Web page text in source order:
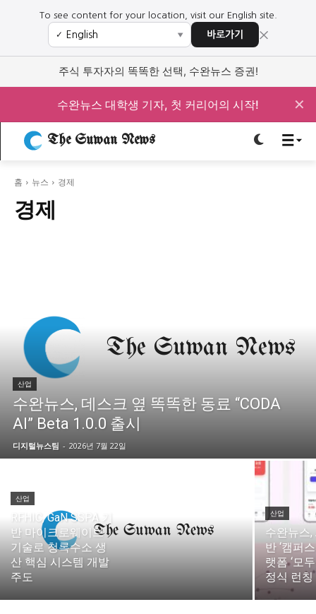
로그인하세요
주요 뉴스
정치 사회 교육
시 문학 (문학산책)
보도 사진
지역 & 글로벌 뉴스
서울전역 인천지역
ENG
커뮤니티
로그인하세요
주요 뉴스
정치 사회 교육
시 문학 (문학산책)
보도 사진
지역 & 글로벌 뉴스
서울전역 인천지역
ENG
커뮤니티
To see content for your location, visit our English site.
✓ ▼ 바로가기 ×
주식 투자자의 똑똑한 선택, 수완뉴스 증권!
수완뉴스 대학생 기자, 첫 커리어의 시작! ✕
The Suwan News
홈 뉴스 경제
경제
산업
수완뉴스, 데스크 옆 똑똑한 동료 “CODA
AI” Beta 1.0.0 출시
디지털뉴스팀 - 2026년 7월 22일
산업
RFHIC, GaN SSPA 기
반 마이크로웨이브
기술로 청록수소 생
산 핵심 시스템 개발
주도
산업
수완뉴스
반 ‘캠퍼
랫폼 ‘모
정식 런칭